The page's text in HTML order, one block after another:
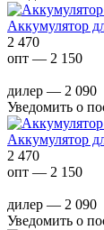
Аккумулятор
2 470
опт — 2 150
дилер — 2 090
Уведомить о
Аккумулятор
2 470
опт — 2 150
дилер — 2 090
Уведомить о